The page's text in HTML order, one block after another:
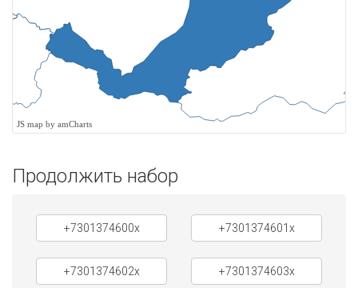
JS map by amCharts
Продолжить набор
+7301374600x +7301374601x
+7301374602x +7301374603x